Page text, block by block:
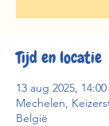
Tijd en locatie
13 aug 2025,
Mechelen,
België